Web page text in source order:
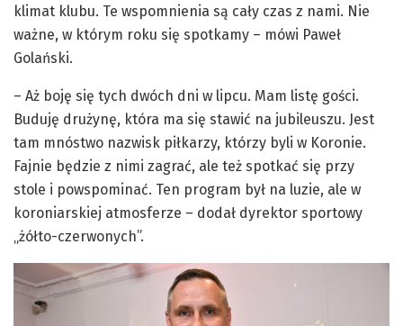
klimat klubu. Te wspomnienia są cały czas z nami. Nie
ważne, w którym roku się spotkamy – mówi Paweł
Golański.
– Aż boję się tych dwóch dni w lipcu. Mam listę gości.
Buduję drużynę, która ma się stawić na jubileuszu. Jest
tam mnóstwo nazwisk piłkarzy, którzy byli w Koronie.
Fajnie będzie z nimi zagrać, ale też spotkać się przy
stole i powspominać. Ten program był na luzie, ale w
koroniarskiej atmosferze – dodał dyrektor sportowy
„żółto-czerwonych”.